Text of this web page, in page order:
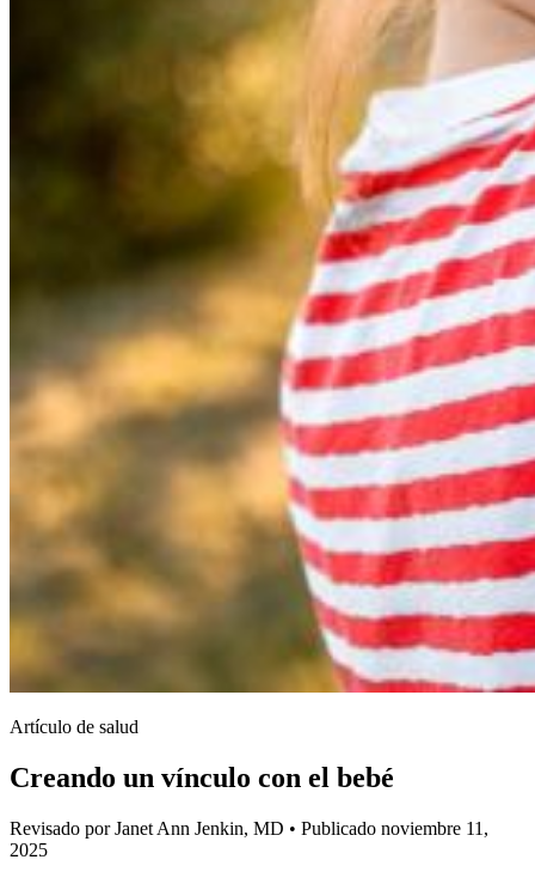
Artículo de salud
Creando un vínculo con el bebé
Revisado por Janet Ann Jenkin, MD • Publicado noviembre 11,
2025